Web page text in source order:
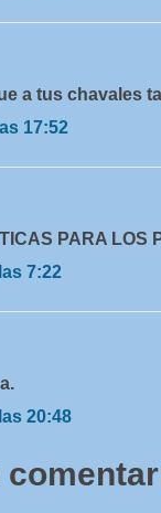
a tus chavales
17:52
PARA LOS
7:22
20:48